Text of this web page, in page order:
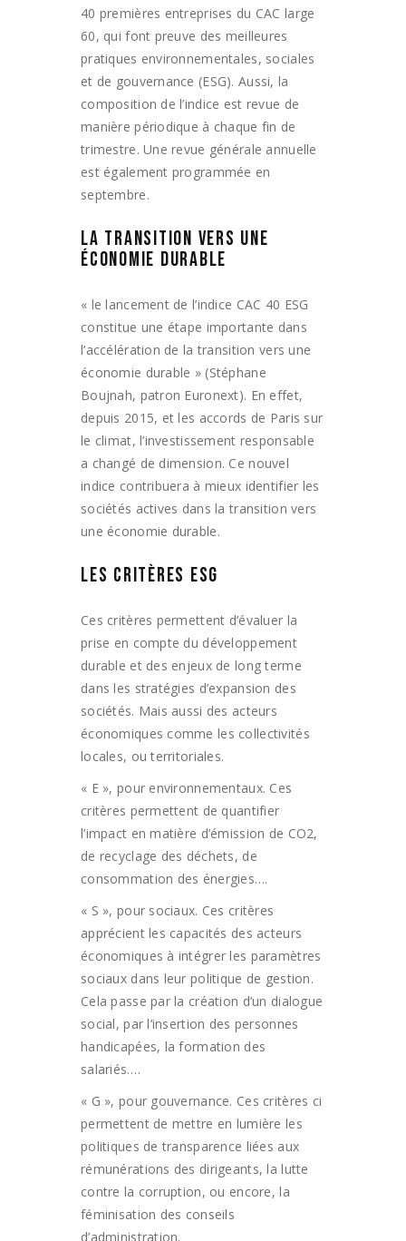
40 premières entreprises du CAC large
60, qui font preuve des meilleures
pratiques environnementales, sociales
et de gouvernance (ESG). Aussi, la
composition de l’indice est revue de
manière périodique à chaque fin de
trimestre. Une revue générale annuelle
est également programmée en
septembre.
LA TRANSITION VERS UNE
ÉCONOMIE DURABLE
« le lancement de l’indice CAC 40 ESG
constitue une étape importante dans
l’accélération de la transition vers une
économie durable » (Stéphane
Boujnah, patron Euronext). En effet,
depuis 2015, et les accords de Paris sur
le climat, l’investissement responsable
a changé de dimension. Ce nouvel
indice contribuera à mieux identifier les
sociétés actives dans la transition vers
une économie durable.
LES CRITÈRES ESG
Ces critères permettent d’évaluer la
prise en compte du développement
durable et des enjeux de long terme
dans les stratégies d’expansion des
sociétés. Mais aussi des acteurs
économiques comme les collectivités
locales, ou territoriales.
« E », pour environnementaux. Ces
critères permettent de quantifier
l’impact en matière d’émission de CO2,
de recyclage des déchets, de
consommation des énergies….
« S », pour sociaux. Ces critères
apprécient les capacités des acteurs
économiques à intégrer les paramètres
sociaux dans leur politique de gestion.
Cela passe par la création d’un dialogue
social, par l’insertion des personnes
handicapées, la formation des
salariés….
« G », pour gouvernance. Ces critères ci
permettent de mettre en lumière les
politiques de transparence liées aux
rémunérations des dirigeants, la lutte
contre la corruption, ou encore, la
féminisation des conseils
d’administration.